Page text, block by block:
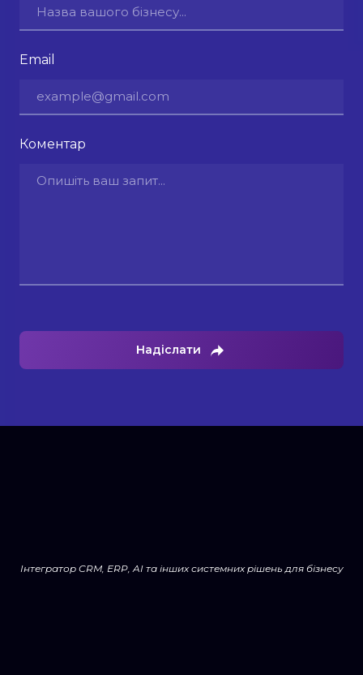
Email
Коментар
Надіслати
Інтегратор CRM, ERP, AI та інших системних рішень для бізнесу